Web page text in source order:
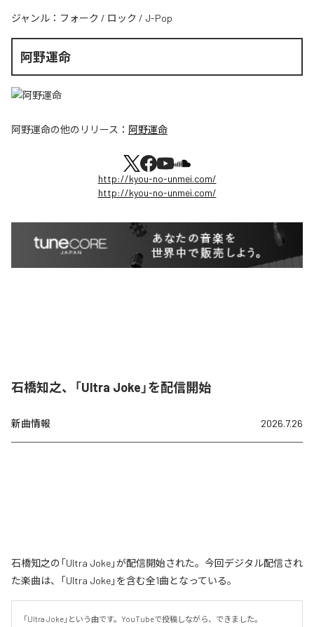
ジャンル： フォーク / ロック / J-Pop
阿野運命
阿野運命の他のリリース： 阿野運命
http://kyou-no-unmei.com/
http://kyou-no-unmei.com/
石橋知之、「Ultra Joke」を配信開始
新曲情報 2026.7.26
石橋知之の「Ultra Joke」が配信開始された。今回デジタル配信され
た楽曲は、「Ultra Joke」を含む全1曲となっている。
「Ultra Joke」という曲です。YouTubeで投稿しながら、できました。